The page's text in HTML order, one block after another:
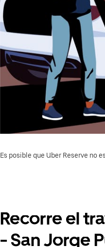
Es posible que Uber Reserve no
Recorre el
- San Jorge